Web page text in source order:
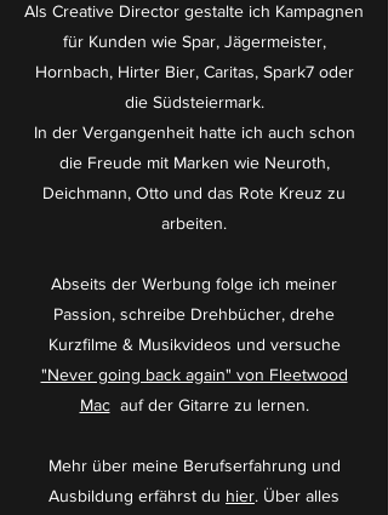
Als Creative Director gestalte ich Kampagnen
für Kunden wie Spar, Jägermeister,
Hornbach, Hirter Bier, Caritas, Spark7 oder
die Südsteiermark.
In der Vergangenheit hatte ich auch schon
die Freude mit Marken wie Neuroth,
Deichmann, Otto und das Rote Kreuz zu
arbeiten.
Abseits der Werbung folge ich meiner
Passion, schreibe Drehbücher, drehe
Kurzfilme & Musikvideos und versuche
"Never going back again" von Fleetwood
Macauf der Gitarre zu lernen.
Mehr über meine Berufserfahrung und
Ausbildung erfährst du hier. Über alles